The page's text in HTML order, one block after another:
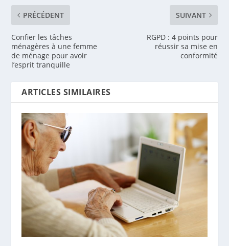
PRÉCÉDENT
Confier les tâches
ménagères à une femme
de ménage pour avoir
l’esprit tranquille
SUIVANT
RGPD : 4 points pour
réussir sa mise en
conformité
ARTICLES SIMILAIRES